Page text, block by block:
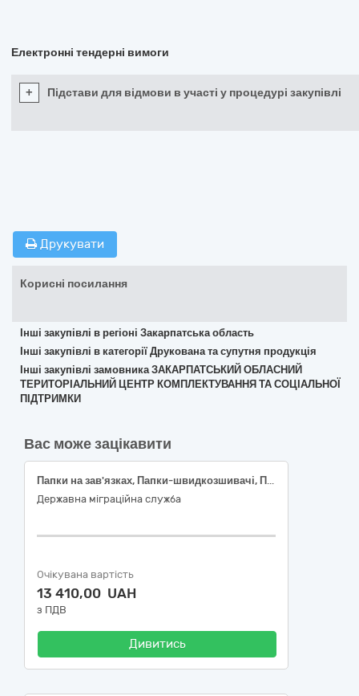
Електронні тендерні вимоги
+ Підстави для відмови в участі у процедурі закупівлі
Друкувати
Корисні посилання
Інші закупівлі в регіоні Закарпатська область
Інші закупівлі в категорії Друкована та супутня продукція
Інші закупівлі замовника ЗАКАРПАТСЬКИЙ ОБЛАСНИЙ
ТЕРИТОРІАЛЬНИЙ ЦЕНТР КОМПЛЕКТУВАННЯ ТА СОЦІАЛЬНОЇ
ПІДТРИМКИ
Вас може зацікавити
Папки на зав'язках, Папки-швидкозшивачі, Папки-швидкозшивачі
Державна міграційна служба
Очікувана вартість
13 410,00 UAH
з ПДВ
Дивитись